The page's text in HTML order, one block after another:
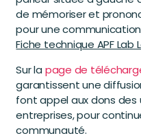
de mémoriser et
pour une
Fiche technique APF
Sur la page de
garantissent une
font appel aux dons des
entreprises, pour
communauté.